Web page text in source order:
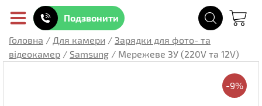
Подзвонити
Головна / Для камери / Зарядки для фото- та
відеокамер / Samsung / Мережеве ЗУ (220V та 12V)
-9%